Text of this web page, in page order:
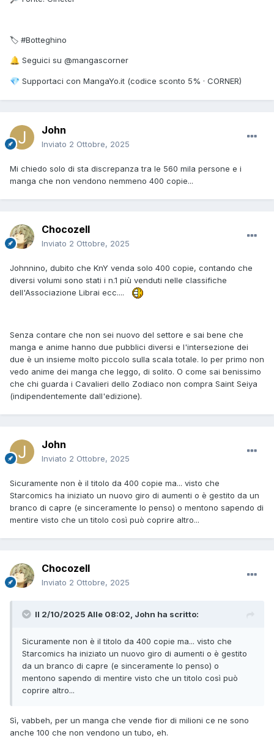
🏷 #Botteghino
🔔 Seguici su @mangascorner
💎 Supportaci con MangaYo.it (codice sconto 5% · CORNER)
John
Inviato 2 Ottobre, 2025
Mi chiedo solo di sta discrepanza tra le 560 mila persone e i
manga che non vendono nemmeno 400 copie...
Chocozell
Inviato 2 Ottobre, 2025
Johnnino, dubito che KnY venda solo 400 copie, contando che
diversi volumi sono stati i n.1 più venduti nelle classifiche
dell'Associazione Librai ecc....
Senza contare che non sei nuovo del settore e sai bene che
manga e anime hanno due pubblici diversi e l'intersezione dei
due è un insieme molto piccolo sulla scala totale. Io per primo non
vedo anime dei manga che leggo, di solito. O come sai benissimo
che chi guarda i Cavalieri dello Zodiaco non compra Saint Seiya
(indipendentemente dall'edizione).
John
Inviato 2 Ottobre, 2025
Sicuramente non è il titolo da 400 copie ma... visto che
Starcomics ha iniziato un nuovo giro di aumenti o è gestito da un
branco di capre (e sinceramente lo penso) o mentono sapendo di
mentire visto che un titolo così può coprire altro...
Chocozell
Inviato 2 Ottobre, 2025
Il 2/10/2025 Alle 08:02, John ha scritto:
Sicuramente non è il titolo da 400 copie ma... visto che
Starcomics ha iniziato un nuovo giro di aumenti o è gestito
da un branco di capre (e sinceramente lo penso) o
mentono sapendo di mentire visto che un titolo così può
coprire altro...
Sì, vabbeh, per un manga che vende fior di milioni ce ne sono
anche 100 che non vendono un tubo, eh.